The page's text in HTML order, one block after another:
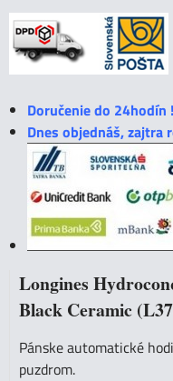
Doručenie do 24hodín
Dnes objednáš, zajtra
Longines
Black Ceramic
Pánske automatické
puzdrom.